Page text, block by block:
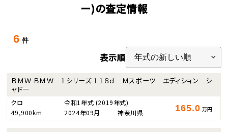
ー)の査定情報
6 件
表示順
ＢＭＷ ＢＭＷ １シリーズ １１８ｄ Ｍスポーツ エディション シ
ャドー
クロ 令和1年式 (2019年式)
49,900km
2024年09月 神奈川県 165.0 万円